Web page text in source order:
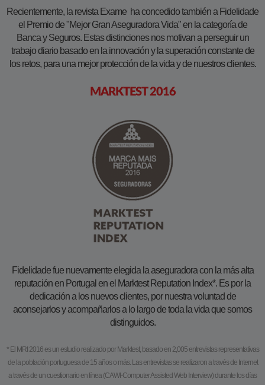
Recientemente, la revista Exame ha concedido también a Fidelidade
el Premio de "Mejor Gran Aseguradora Vida" en la categoría de
Banca y Seguros. Estas distinciones nos motivan a perseguir un
trabajo diario basado en la innovación y la superación constante de
los retos, para una mejor protección de la vida y de nuestros clientes.
MARKTEST 2016
Fidelidade fue nuevamente elegida la aseguradora con la más alta
reputación en Portugal en el Marktest Reputation Index*. Es por la
dedicación a los nuevos clientes, por nuestra voluntad de
aconsejarlos y acompañarlos a lo largo de toda la vida que somos
distinguidos.
* El MRI 2016 es un estudio realizado por Marktest, basado en 2,005 entrevistas representativas
de la población portuguesa de 15 años o más. Las entrevistas se realizaron a través de Internet
a través de un cuestionario en línea (CAWI-Computer Assisted Web Interview) durante los días